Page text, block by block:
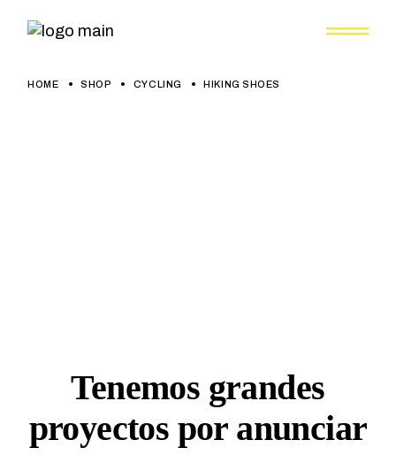
HOME SHOP CYCLING HIKING SHOES
Tenemos grandes
proyectos por anunciar